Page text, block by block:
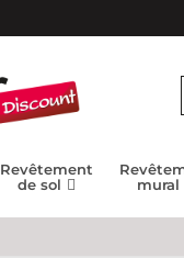
Revêtement
de sol
mural